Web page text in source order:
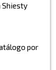
Shiesty
por